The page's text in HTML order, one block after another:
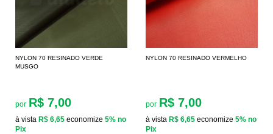
NYLON 70 RESINADO VERDE
MUSGO
por R$ 7,00
à vista R$ 6,65 economize 5% no
Pix
NYLON 70 RESINADO VERMELHO
por R$ 7,00
à vista R$ 6,65 economize 5% no
Pix